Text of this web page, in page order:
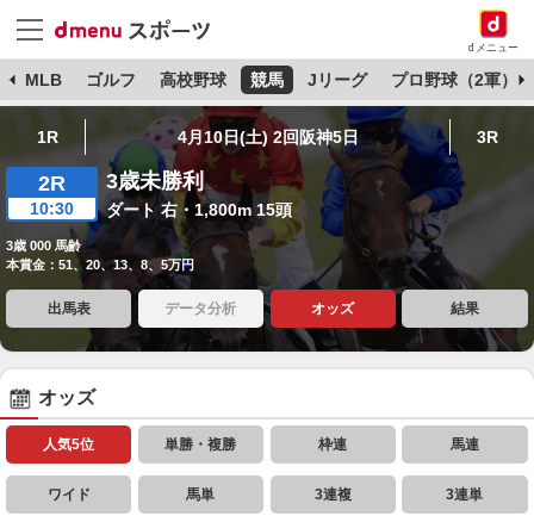
dメニュー
MLB ゴルフ 高校野球 競馬 Jリーグ プロ野球（2軍）
1R 4月10日(土) 2回阪神5日 3R
2R
10:30
3歳未勝利
ダート 右・1,800m 15頭
3歳 000 馬齢
本賞金：51、20、13、8、5万円
出馬表 データ分析 オッズ 結果
オッズ
人気5位 単勝・複勝 枠連 馬連
ワイド 馬単 3連複 3連単